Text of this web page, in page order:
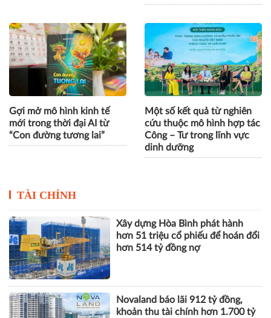
Gợi mở mô hình kinh tế
mới trong thời đại AI từ
“Con đường tương lai”
Một số kết quả từ nghiên
cứu thuộc mô hình hợp tác
Công – Tư trong lĩnh vực
dinh dưỡng
TÀI CHÍNH
Xây dựng Hòa Bình phát hành
hơn 51 triệu cổ phiếu để hoán đổi
hơn 514 tỷ đồng nợ
Novaland báo lãi 912 tỷ đồng,
khoản thu tài chính hơn 1.700 tỷ